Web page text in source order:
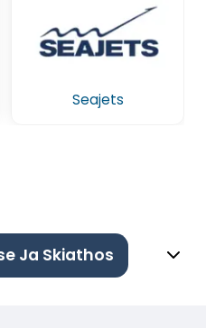
Seajets
Ja Skiathos